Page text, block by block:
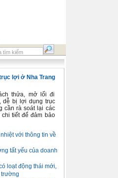
lợi ở Nha Trang
thửa, mở lối đi
dễ bị lợi dụng trục
cần rà soát lại các
tiết để đảm bảo
với thông tin về
tất yếu của doanh
loạt động thái mới,
trường